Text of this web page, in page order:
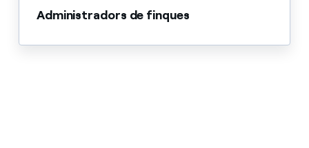
Administradors de finques